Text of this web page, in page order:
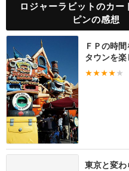
ロジャーラビットのカー
ピンの感想
ＦＰの時
タウンを楽
★★★★ ★
東京と変わ